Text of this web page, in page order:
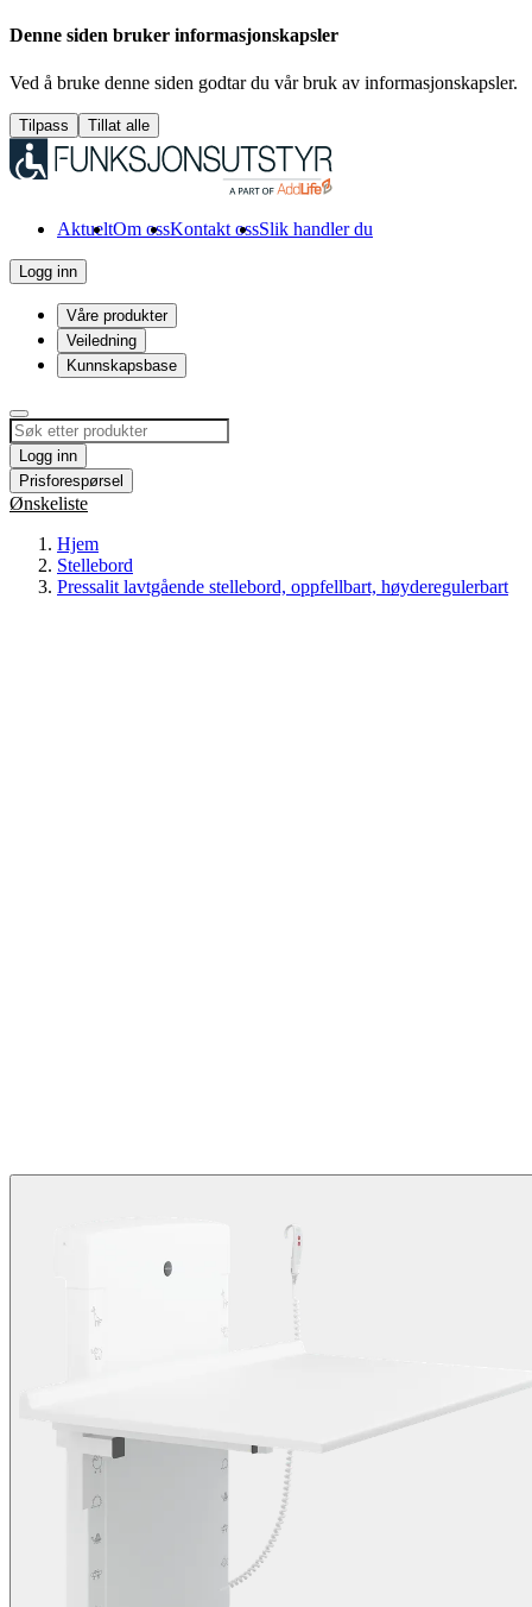
Denne siden bruker informasjonskapsler
Ved å bruke denne siden godtar du vår bruk av informasjonskapsler.
Tilpass Tillat alle
AktueltOm ossKontakt ossSlik handler du
Logg inn
Våre produkter
Veiledning
Kunnskapsbase
Logg inn
Prisforespørsel
Ønskeliste
Hjem
Stellebord
Pressalit lavtgående stellebord, oppfellbart, høyderegulerbart